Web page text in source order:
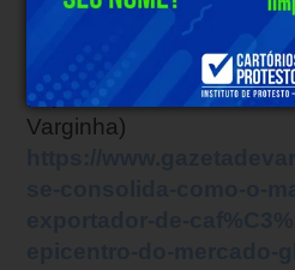
união desses elementos
localidade como o maior
exportador de café de
Varginha)